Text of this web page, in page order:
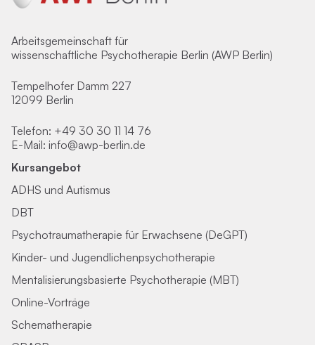
Arbeitsgemeinschaft für
wissenschaftliche Psychotherapie Berlin (AWP Berlin)
Tempelhofer Damm 227
12099 Berlin
Telefon: +49 30 30 11 14 76
E-Mail: info@awp-berlin.de
Kursangebot
ADHS und Autismus
DBT
Psychotraumatherapie für Erwachsene (DeGPT)
Kinder- und Jugendlichenpsychotherapie
Mentalisierungsbasierte Psychotherapie (MBT)
Online-Vorträge
Schematherapie